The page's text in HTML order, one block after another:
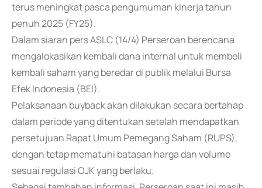
terus meningkat pasca pengumuman kinerja tahun
penuh 2025 (FY25).
Dalam siaran pers ASLC (14/4) Perseroan berencana
mengalokasikan kembali dana internal untuk membeli
kembali saham yang beredar di publik melalui Bursa
Efek Indonesia (BEI).
Pelaksanaan buyback akan dilakukan secara bertahap
dalam periode yang ditentukan setelah mendapatkan
persetujuan Rapat Umum Pemegang Saham (RUPS),
dengan tetap mematuhi batasan harga dan volume
sesuai regulasi OJK yang berlaku.